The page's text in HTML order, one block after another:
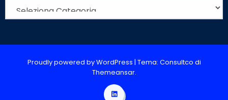
Proudly powered by WordPress | Tema: Consultco di
Themeansar.